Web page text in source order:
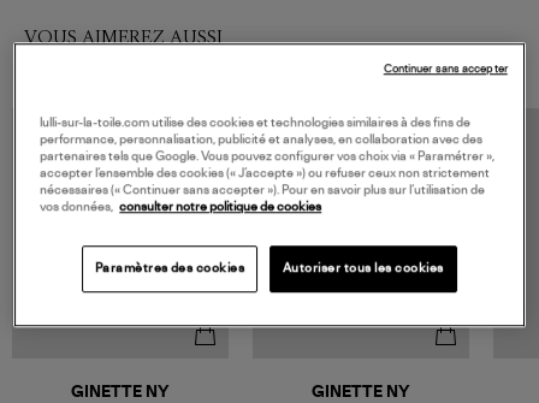
VOUS AIMEREZ AUSSI
GINETTE NY GINETTE NY
lulli-sur-la-toile.com utilise des cookies et technologies similaires à des fins de
performance, personnalisation, publicité et analyses, en collaboration avec des
partenaires tels que Google. Vous pouvez configurer vos choix via « Paramétrer »,
accepter l’ensemble des cookies (« J’accepte ») ou refuser ceux non strictement
nécessaires (« Continuer sans accepter »). Pour en savoir plus sur l’utilisation de
vos données, consulter notre politique de cookies
Paramètres des cookies Autoriser tous les cookies
Continuer sans accepter